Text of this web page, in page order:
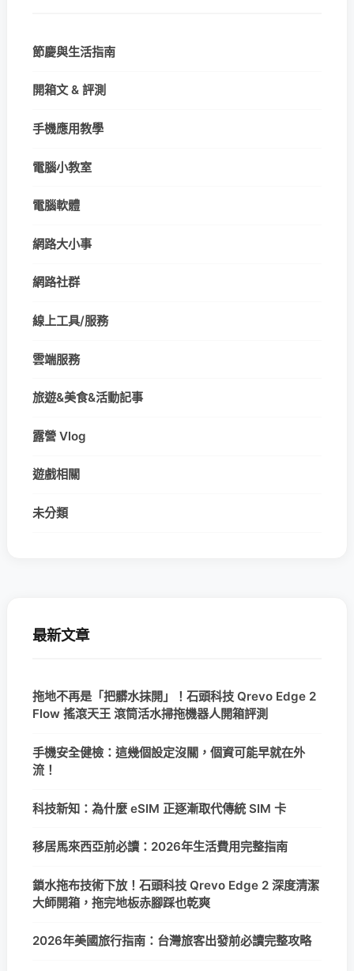
節慶與生活指南
開箱文 & 評測
手機應用教學
電腦小教室
電腦軟體
網路大小事
網路社群
線上工具/服務
雲端服務
旅遊&美食&活動記事
露營 Vlog
遊戲相關
未分類
最新文章
拖地不再是「把髒水抹開」！石頭科技 Qrevo Edge 2
Flow 搖滾天王 滾筒活水掃拖機器人開箱評測
手機安全健檢：這幾個設定沒關，個資可能早就在外
流！
科技新知：為什麼 eSIM 正逐漸取代傳統 SIM 卡
移居馬來西亞前必讀：2026年生活費用完整指南
鎖水拖布技術下放！石頭科技 Qrevo Edge 2 深度清潔
大師開箱，拖完地板赤腳踩也乾爽
2026年美國旅行指南：台灣旅客出發前必讀完整攻略